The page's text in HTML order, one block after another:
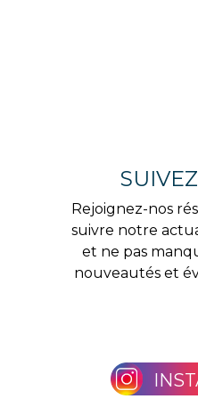
Rejoignez-nos
suivre notre
et ne pas
nouveautés et